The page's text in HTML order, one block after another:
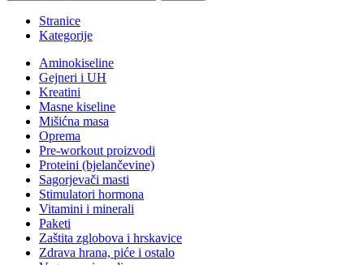
Stranice
Kategorije
Aminokiseline
Gejneri i UH
Kreatini
Masne kiseline
Mišićna masa
Oprema
Pre-workout proizvodi
Proteini (bjelančevine)
Sagorjevači masti
Stimulatori hormona
Vitamini i minerali
Paketi
Zaštita zglobova i hrskavice
Zdrava hrana, piće i ostalo